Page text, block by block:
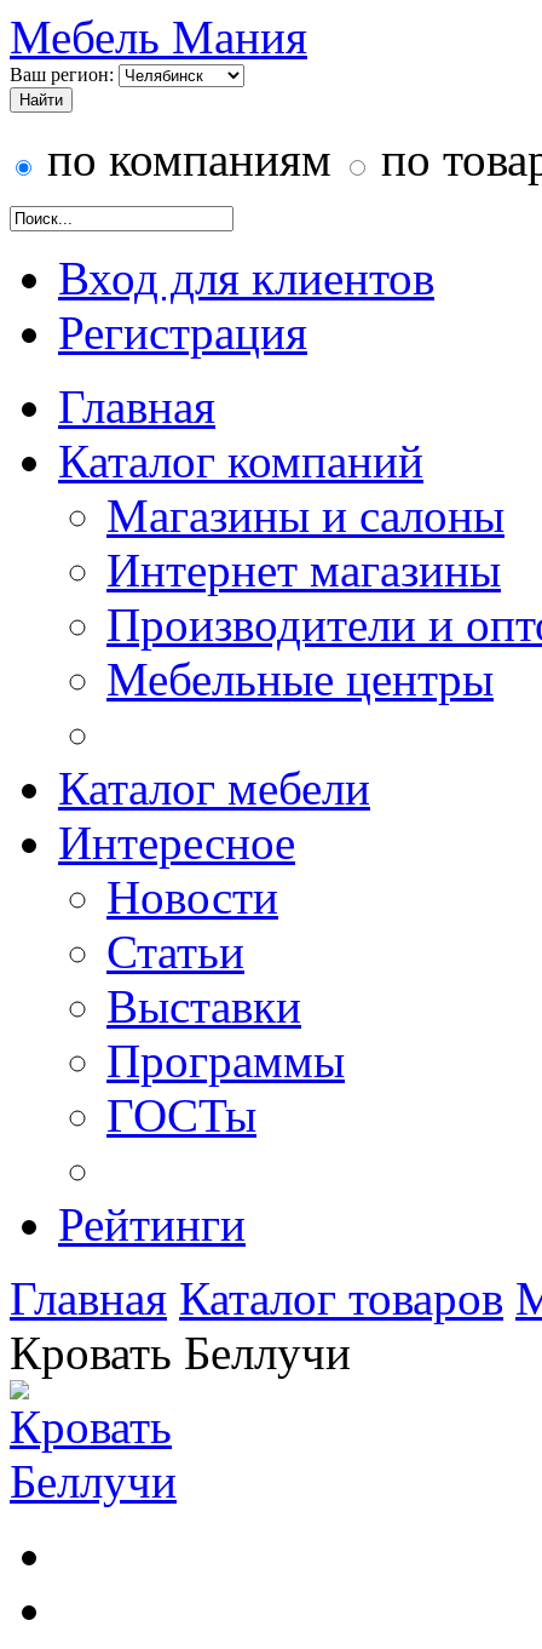
Мебель Мания
Ваш регион:
по компаниям по
Вход для клиентов
Регистрация
Главная
Каталог компаний
Магазины и салоны
Интернет магазины
Производители и
Мебельные центры
Каталог мебели
Интересное
Новости
Статьи
Выставки
Программы
ГОСТы
Рейтинги
Главная Каталог товаров
Кровать Беллучи